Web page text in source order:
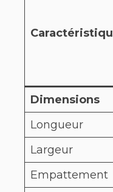
Dimensions
Longueur
Largeur
Empattement